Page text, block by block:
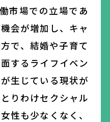
市場での立場であ
会が増加し、キャ
で、結婚や子育て
するライフイベン
生じている現状が
りわけセクシャル
性も少なくなく、